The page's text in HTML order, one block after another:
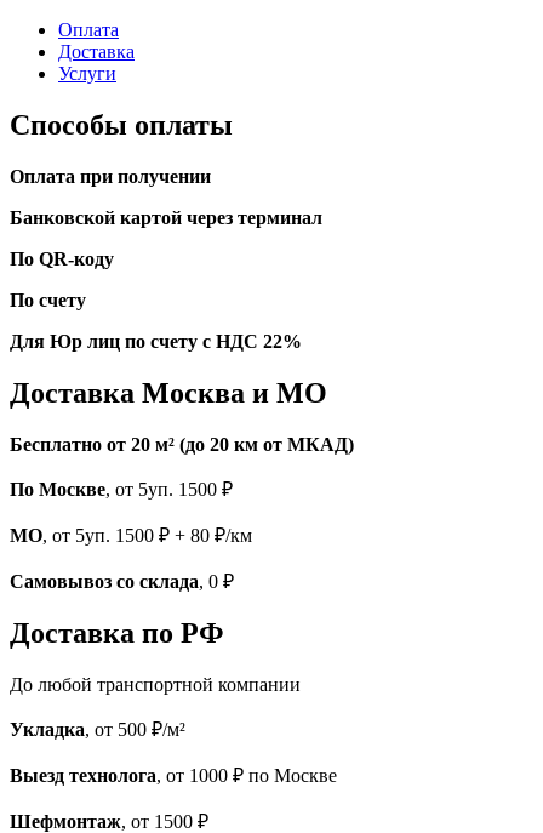
Оплата
Доставка
Услуги
Способы оплаты
Оплата при получении
Банковской картой через терминал
По QR-коду
По счету
Для Юр лиц по счету с НДС 22%
Доставка Москва и МО
Бесплатно от 20 м² (до 20 км от МКАД)
По Москве, от 5уп. 1500 ₽
МО, от 5уп. 1500 ₽ + 80 ₽/км
Самовывоз со склада, 0 ₽
Доставка по РФ
До любой транспортной компании
Укладка, от 500 ₽/м²
Выезд технолога, от 1000 ₽ по Москве
Шефмонтаж, от 1500 ₽